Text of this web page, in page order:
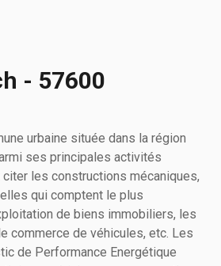
- 57600
urbaine située dans la région
ses principales activités
les constructions mécaniques,
qui comptent le plus
de biens immobiliers, les
commerce de véhicules, etc. Les
de Performance Energétique